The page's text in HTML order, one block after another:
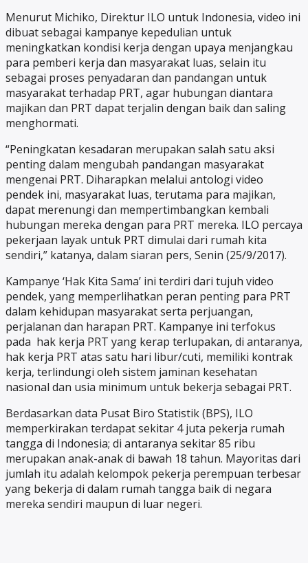
Menurut Michiko, Direktur ILO untuk Indonesia, video ini
dibuat sebagai kampanye kepedulian untuk
meningkatkan kondisi kerja dengan upaya menjangkau
para pemberi kerja dan masyarakat luas, selain itu
sebagai proses penyadaran dan pandangan untuk
masyarakat terhadap PRT, agar hubungan diantara
majikan dan PRT dapat terjalin dengan baik dan saling
menghormati.
“Peningkatan kesadaran merupakan salah satu aksi
penting dalam mengubah pandangan masyarakat
mengenai PRT. Diharapkan melalui antologi video
pendek ini, masyarakat luas, terutama para majikan,
dapat merenungi dan mempertimbangkan kembali
hubungan mereka dengan para PRT mereka. ILO percaya
pekerjaan layak untuk PRT dimulai dari rumah kita
sendiri,” katanya, dalam siaran pers, Senin (25/9/2017).
Kampanye ‘Hak Kita Sama’ ini terdiri dari tujuh video
pendek, yang memperlihatkan peran penting para PRT
dalam kehidupan masyarakat serta perjuangan,
perjalanan dan harapan PRT. Kampanye ini terfokus
pada hak kerja PRT yang kerap terlupakan, di antaranya,
hak kerja PRT atas satu hari libur/cuti, memiliki kontrak
kerja, terlindungi oleh sistem jaminan kesehatan
nasional dan usia minimum untuk bekerja sebagai PRT.
Berdasarkan data Pusat Biro Statistik (BPS), ILO
memperkirakan terdapat sekitar 4 juta pekerja rumah
tangga di Indonesia; di antaranya sekitar 85 ribu
merupakan anak-anak di bawah 18 tahun. Mayoritas dari
jumlah itu adalah kelompok pekerja perempuan terbesar
yang bekerja di dalam rumah tangga baik di negara
mereka sendiri maupun di luar negeri.